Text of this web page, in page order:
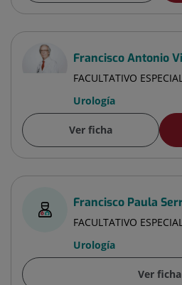
Francisco Antonio
FACULTATIVO
Urología
Ver ficha
Francisco Paula
FACULTATIVO
Urología
Ver ficha